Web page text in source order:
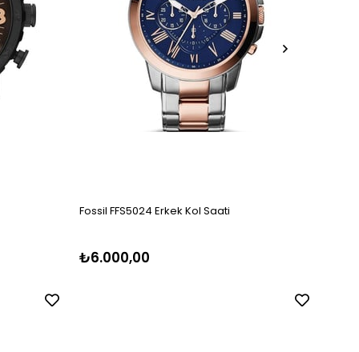
Fossil FFS5024 Erkek Kol Saati
₺6.000,00